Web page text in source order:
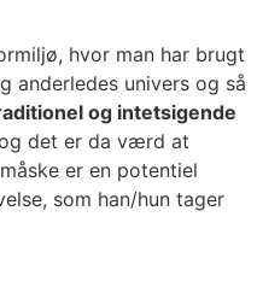
hvor man har brugt
anderledes univers og så
og intetsigende
det er da værd at
er en potentiel
som han/hun tager